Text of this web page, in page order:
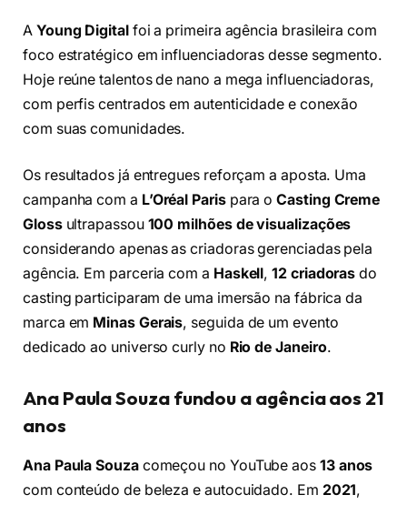
A Young Digitalfoi a primeira agência brasileira com
foco estratégico em influenciadoras desse segmento.
Hoje reúne talentos de nano a mega influenciadoras,
com perfis centrados em autenticidade e conexão
com suas comunidades.
Os resultados já entregues reforçam a aposta. Uma
campanha com a L’Oréal Parispara oCasting Creme
Glossultrapassou 100 milhões de visualizações
considerando apenas as criadoras gerenciadas pela
agência. Em parceria com a Haskell,12 criadoras do
casting participaram de uma imersão na fábrica da
marca em Minas Gerais, seguida de um evento
dedicado ao universo curly no Rio de Janeiro.
Ana Paula Souza fundou a agência aos 21
anos
Ana Paula Souzacomeçou no YouTube aos 13 anos
com conteúdo de beleza e autocuidado. Em 2021,